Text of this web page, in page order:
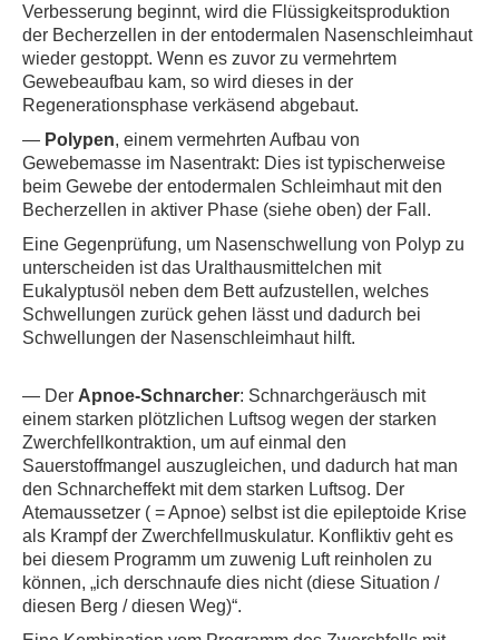
Verbesserung beginnt, wird die Flüssigkeitsproduktion
der Becherzellen in der entodermalen Nasenschleimhaut
wieder gestoppt. Wenn es zuvor zu vermehrtem
Gewebeaufbau kam, so wird dieses in der
Regenerationsphase verkäsend abgebaut.
— Polypen, einem vermehrten Aufbau von
Gewebemasse im Nasentrakt: Dies ist typischerweise
beim Gewebe der entodermalen Schleimhaut mit den
Becherzellen in aktiver Phase (siehe oben) der Fall.
Eine Gegenprüfung, um Nasenschwellung von Polyp zu
unterscheiden ist das Uralthausmittelchen mit
Eukalyptusöl neben dem Bett aufzustellen, welches
Schwellungen zurück gehen lässt und dadurch bei
Schwellungen der Nasenschleimhaut hilft.
— Der Apnoe-Schnarcher: Schnarchgeräusch mit
einem starken plötzlichen Luftsog wegen der starken
Zwerchfellkontraktion, um auf einmal den
Sauerstoffmangel auszugleichen, und dadurch hat man
den Schnarcheffekt mit dem starken Luftsog. Der
Atemaussetzer ( = Apnoe) selbst ist die epileptoide Krise
als Krampf der Zwerchfellmuskulatur. Konfliktiv geht es
bei diesem Programm um zuwenig Luft reinholen zu
können, „ich derschnaufe dies nicht (diese Situation /
diesen Berg / diesen Weg)“.